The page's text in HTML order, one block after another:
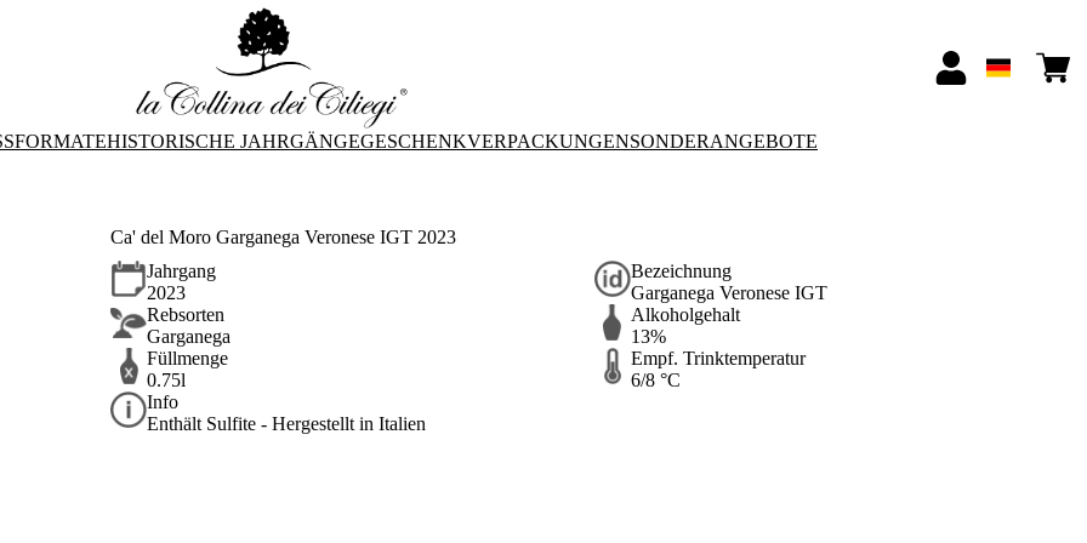
HISTORISCHE JAHRGÄNGEGESCHENKVERPACKUNGENSONDERANGEBOTE
Ca' del Moro Garganega Veronese IGT 2023
Jahrgang
2023
Bezeichnung
Garganega Veronese IGT
Rebsorten
Garganega
Alkoholgehalt
13%
Füllmenge
0.75l
Empf. Trinktemperatur
6/8 °C
Info
Enthält Sulfite - Hergestellt in Italien